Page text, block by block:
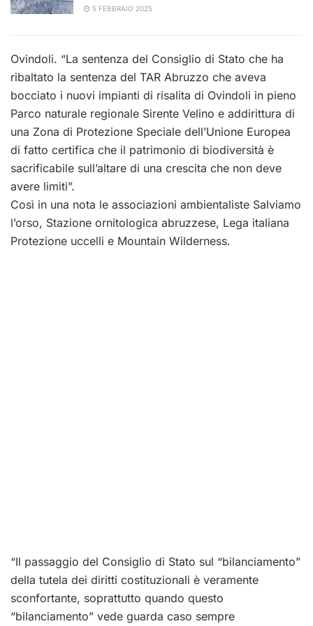
5 FEBBRAIO 2025
Ovindoli. “La sentenza del Consiglio di Stato che ha
ribaltato la sentenza del TAR Abruzzo che aveva
bocciato i nuovi impianti di risalita di Ovindoli in pieno
Parco naturale regionale Sirente Velino e addirittura di
una Zona di Protezione Speciale dell’Unione Europea
di fatto certifica che il patrimonio di biodiversità è
sacrificabile sull’altare di una crescita che non deve
avere limiti”.
Così in una nota le associazioni ambientaliste Salviamo
l’orso, Stazione ornitologica abruzzese, Lega italiana
Protezione uccelli e Mountain Wilderness.
“Il passaggio del Consiglio di Stato sul “bilanciamento”
della tutela dei diritti costituzionali è veramente
sconfortante, soprattutto quando questo
“bilanciamento” vede guarda caso sempre